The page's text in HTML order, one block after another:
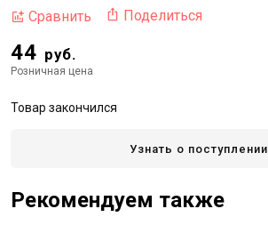
Сравнить Поделиться
44 руб.
Розничная цена
Товар закончился
Узнать о поступлении
Рекомендуем также